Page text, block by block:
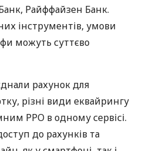
Райффайзен Банк.
інструментів, умови
можуть суттєво
рахунок для
різні види еквайрингу
РРО в одному сервісі.
до рахунків та